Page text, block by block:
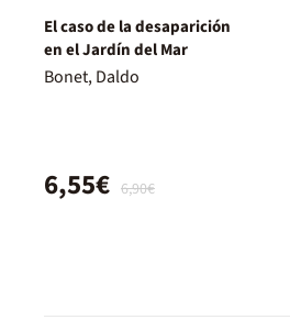
El caso de la desaparición
en el Jardín del Mar
Bonet, Daldo
6,90€
6,55€